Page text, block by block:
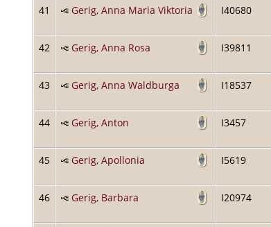
41
Gerig, Anna Maria Viktoria I40680
42
Gerig, Anna Rosa I39811
43
Gerig, Anna Waldburga I18537
44
Gerig, Anton I3457
45
Gerig, Apollonia I5619
46
Gerig, Barbara I20974